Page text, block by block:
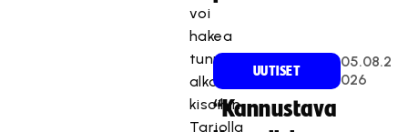
voi
hakea
tunnelmaa
alkaviin
kisoihin.
Tarjolla
UUTISET
05.08.2
026
“Kannustava